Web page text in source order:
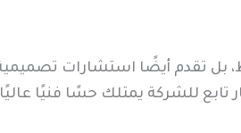
تقدم أيضًا استشارات تصميمية
للشركة يمتلك حسًا فنيًا